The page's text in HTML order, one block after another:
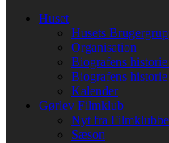
Huset
Husets
Organisation
Biografens historie
Biografens
Kalender
Gørlev Filmklub
Nyt fra
Sæson